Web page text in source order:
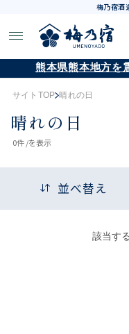
梅乃宿酒
熊本県熊本地方を
サイトTOP 晴れの日
晴れの日
0件 /を表示
並べ替え
該当す